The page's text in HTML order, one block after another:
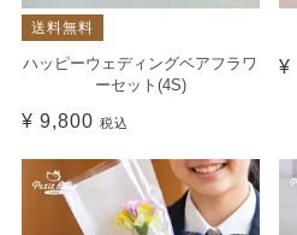
送料無料
ハッピーウェディングベアフラワ
ーセット(4S)
¥ 9,800 税込
¥